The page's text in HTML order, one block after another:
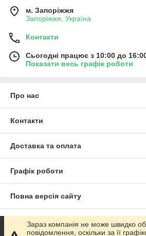
м. Запоріжжя
Запоріжжя, Україна
Контакти
Сьогодні працює з 10:00 до
Показати весь графік роботи
Про нас
Контакти
Доставка та оплата
Графік роботи
Повна версія сайту
Сайт створено на маркетплейсі
Зараз компанія не може швидко
повідомлення, оскільки за її